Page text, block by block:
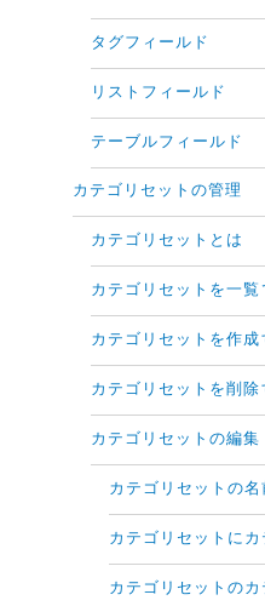
タグフィールド
リストフィールド
テーブルフィールド
カテゴリセットの管理
カテゴリセットとは
カテゴリセットを一覧
カテゴリセットを作成
カテゴリセットを削除
カテゴリセットの編集
カテゴリセットの
カテゴリセットに
カテゴリセットの